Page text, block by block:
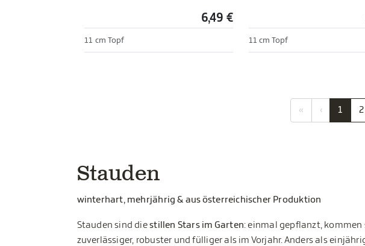
6,49 €
11 cm Topf 11 cm Topf
« ‹ 1 2
Stauden
winterhart, mehrjährig & aus österreichischer Produktion
Stauden sind diestillen Stars im Garten: einmal gepflanzt, kommen
zuverlässiger, robuster und fülliger als im Vorjahr. Anders als